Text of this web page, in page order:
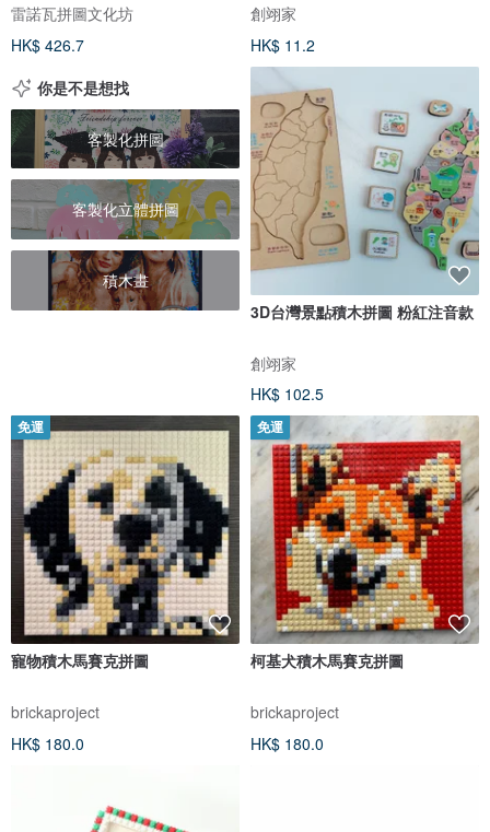
雷諾瓦拼圖文化坊
HK$ 426.7
創翊家
HK$ 11.2
你是不是想找
客製化拼圖
客製化立體拼圖
積木畫
3D台灣景點積木拼圖 粉紅注音款
創翊家
HK$ 102.5
免運
寵物積木馬賽克拼圖
brickaproject
HK$ 180.0
免運
柯基犬積木馬賽克拼圖
brickaproject
HK$ 180.0